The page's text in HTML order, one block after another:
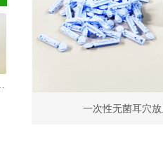
一次性无菌耳穴